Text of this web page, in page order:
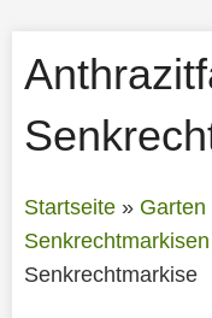
Startseite» Garten
Senkrechtmarkisen
Senkrechtmarkise